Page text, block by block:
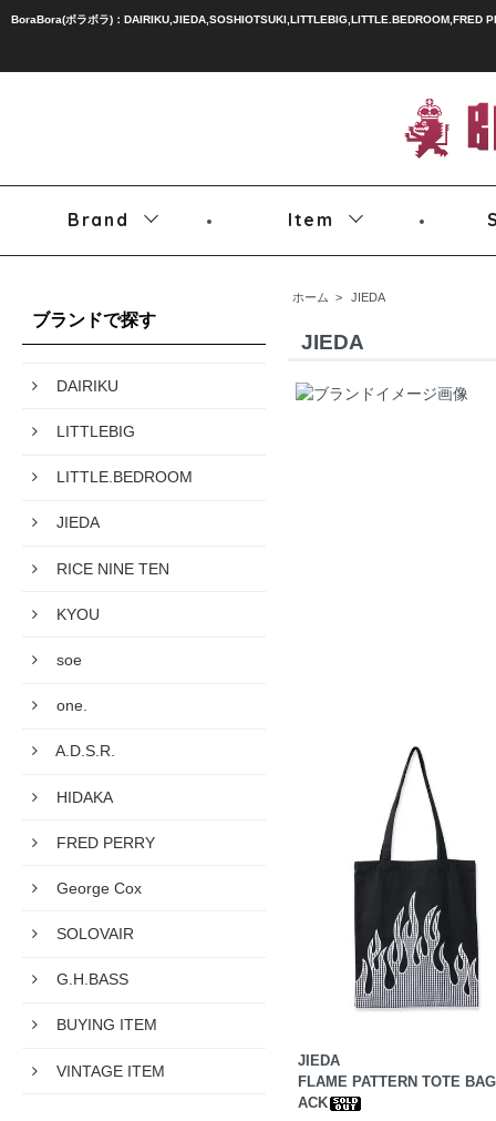
BoraBora(ボラボラ)：DAIRIKU,JIEDA,SOSHIOTSUKI,LITTLEBIG,LITTLE.BEDROOM,FRED
Brand Item
ブランドで探す
DAIRIKU
LITTLEBIG
LITTLE.BEDROOM
JIEDA
RICE NINE TEN
KYOU
soe
one.
A.D.S.R.
HIDAKA
FRED PERRY
George Cox
SOLOVAIR
G.H.BASS
BUYING ITEM
VINTAGE ITEM
ホーム > JIEDA
JIEDA
JIEDA
FLAME PATTERN TOTE
ACK